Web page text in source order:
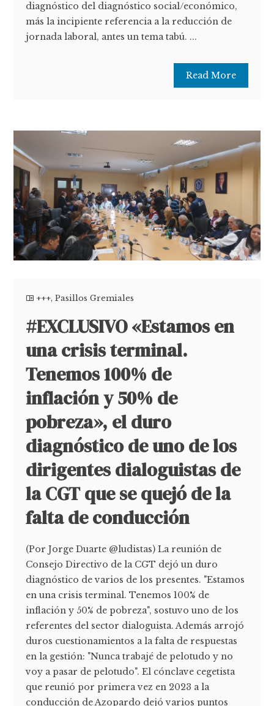
diagnóstico del diagnóstico social/económico,
más la incipiente referencia a la reducción de
jornada laboral, antes un tema tabú. ...
Read More
+++,Pasillos Gremiales
#EXCLUSIVO «Estamos en
una crisis terminal.
Tenemos 100% de
inflación y 50% de
pobreza», el duro
diagnóstico de uno de los
dirigentes dialoguistas de
la CGT que se quejó de la
falta de conducción
(Por Jorge Duarte @ludistas) La reunión de
Consejo Directivo de la CGT dejó un duro
diagnóstico de varios de los presentes. "Estamos
en una crisis terminal. Tenemos 100% de
inflación y 50% de pobreza", sostuvo uno de los
referentes del sector dialoguista. Además arrojó
duros cuestionamientos a la falta de respuestas
en la gestión: "Nunca trabajé de pelotudo y no
voy a pasar de pelotudo". El cónclave cegetista
que reunió por primera vez en 2023 a la
conducción de Azopardo dejó varios puntos